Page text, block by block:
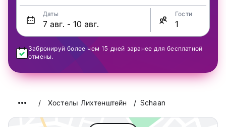
Даты Гости
Забронируй более чем 15 дней заранее для бесплатной
отмены.
Хостелы Лихтенштейн Schaan